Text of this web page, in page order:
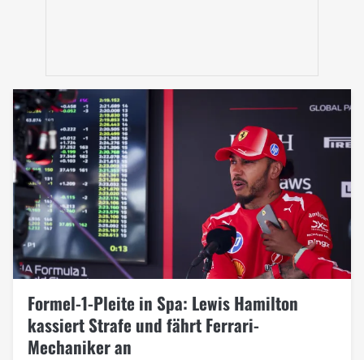
Formel-1-Pleite in Spa: Lewis Hamilton
kassiert Strafe und fährt Ferrari-
Mechaniker an